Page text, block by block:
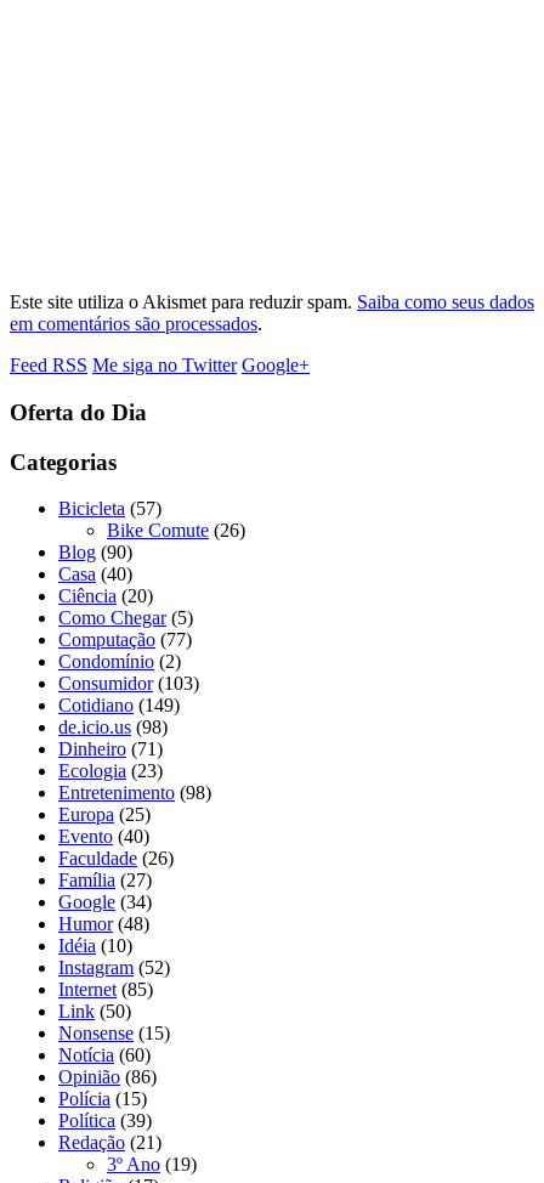
Este site utiliza o Akismet para reduzir spam. Saiba como seus dados
em comentários são processados.
Feed RSS Me siga no Twitter Google+
Oferta do Dia
Categorias
Bicicleta (57)
Bike Comute (26)
Blog (90)
Casa (40)
Ciência (20)
Como Chegar(5)
Computação (77)
Condomínio (2)
Consumidor(103)
Cotidiano (149)
de.icio.us (98)
Dinheiro (71)
Ecologia (23)
Entretenimento (98)
Europa (25)
Evento (40)
Faculdade (26)
Família (27)
Google (34)
Humor(48)
Idéia (10)
Instagram (52)
Internet (85)
Link (50)
Nonsense (15)
Notícia (60)
Opinião (86)
Polícia (15)
Política (39)
Redação (21)
3º Ano (19)